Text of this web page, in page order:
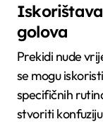
golova
Prekidi nude
se mogu
specifičnih
stvoriti